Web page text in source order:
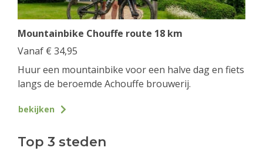
Mountainbike Chouffe route 18 km
Vanaf € 34,95
Huur een mountainbike voor een halve dag en fiets
langs de beroemde Achouffe brouwerij.
bekijken
Top 3 steden